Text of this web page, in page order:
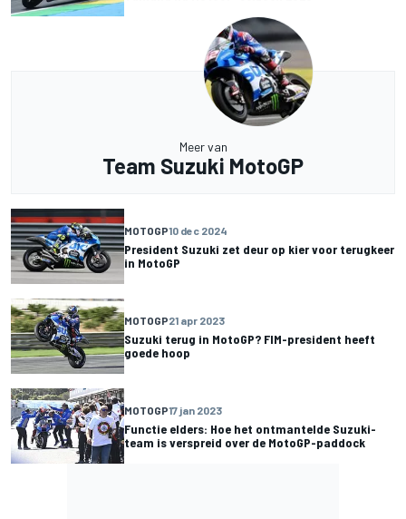
Meer van
Team Suzuki MotoGP
MOTOGP10 dec 2024
President Suzuki zet deur op kier voor terugkeer
in MotoGP
MOTOGP21 apr 2023
Suzuki terug in MotoGP? FIM-president heeft
goede hoop
MOTOGP17 jan 2023
Functie elders: Hoe het ontmantelde Suzuki-
team is verspreid over de MotoGP-paddock